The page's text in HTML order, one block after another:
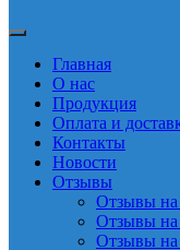
Главная
О нас
Продукция
Оплата и
Контакты
Новости
Отзывы
Отзывы на
Отзывы на
Отзывы на